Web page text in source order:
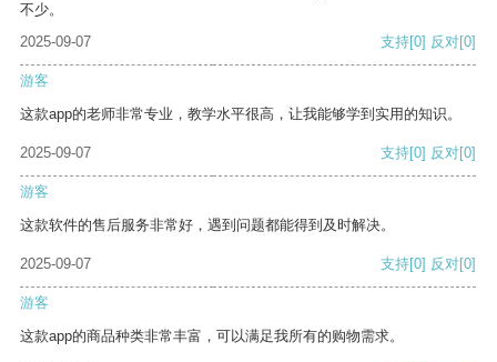
不少。
2025-09-07
支持[0] 反对[0]
游客
这款app的老师非常专业，教学水平很高，让我能够学到实用的知识。
2025-09-07 支持[0] 反对[0]
游客
这款软件的售后服务非常好，遇到问题都能得到及时解决。
2025-09-07 支持[0] 反对[0]
游客
这款app的商品种类非常丰富，可以满足我所有的购物需求。